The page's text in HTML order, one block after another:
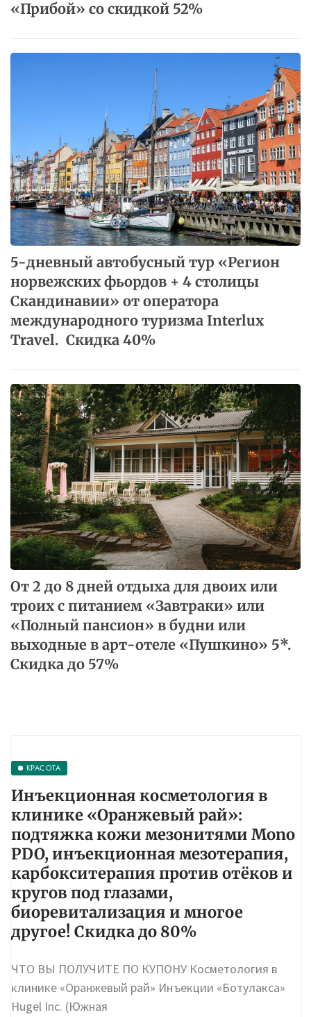
расположенной на базе отдыха
5-дневный​ ​автобусный​ ​тур​ ​«Регион​ ​
норвежских​ ​фьордов​ ​+​ ​4​ ​столицы
Скандинавии»​ ​от​​ ​​оператора​ ​
международного​​ ​​туризма​​ ​​Interlux​​ ​​
От 2 до 8 дней отдыха для двоих или
троих с питанием «Завтраки» или
«Полный пансион» в будни или
выходные в арт-отеле «Пушкино» 5*.
Инъекционная косметология в
клинике «Оранжевый рай»:
подтяжка кожи мезонитями Mono
PDO, инъекционная мезотерапия,
карбокситерапия против отёков и
кругов под глазами,
биоревитализация и многое
ЧТО ВЫ ПОЛУЧИТЕ ПО КУПОНУ Косметология в
клинике «Оранжевый рай» Инъекции «Ботулакса»